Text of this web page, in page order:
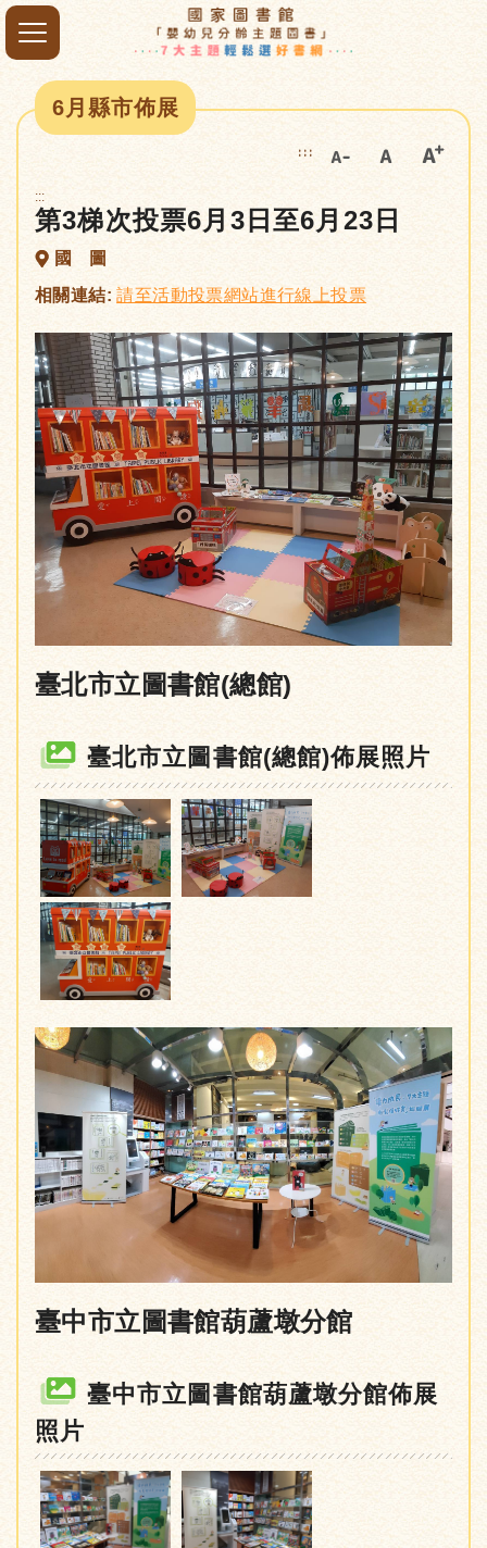
6月縣市佈展
:::
:::
第3梯次投票6月3日至6月23日
國 圖
相關連結: 請至活動投票網站進行線上投票
臺北市立圖書館(總館)
臺北市立圖書館(總館)佈展照片
臺中市立圖書館葫蘆墩分館
臺中市立圖書館葫蘆墩分館佈展
照片